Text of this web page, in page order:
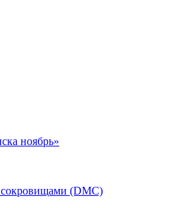
ноябрь»
(DMC)